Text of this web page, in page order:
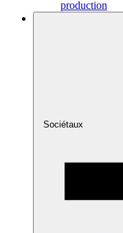
production
Sociétaux